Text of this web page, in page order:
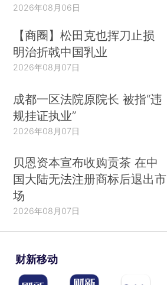
2026年08月06日
【商圈】松田克也挥刀止损
明治折戟中国乳业
2026年08月07日
成都一区法院原院长 被指“违
规挂证执业”
2026年08月07日
贝恩资本宣布收购贡茶 在中
国大陆无法注册商标后退出市
场
2026年08月07日
财新移动